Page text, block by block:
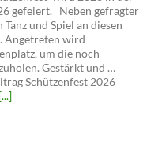
gefeiert. Neben gefragter
und Spiel an diesen
Angetreten wird
um die noch
Gestärkt und …
Schützenfest 2026
[...]